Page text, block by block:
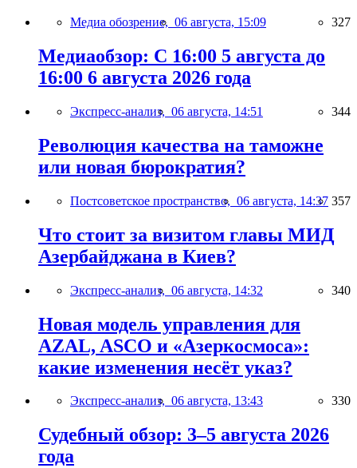
Медиа обозрение, 06 августа, 15:09 327
Медиаобзор: С 16:00 5 августа до
16:00 6 августа 2026 года
Экспресс-анализ, 06 августа, 14:51 344
Революция качества на таможне
или новая бюрократия?
Постсоветское пространство, 06 августа, 14:37 357
Что стоит за визитом главы МИД
Азербайджана в Киев?
Экспресс-анализ, 06 августа, 14:32 340
Новая модель управления для
AZAL, ASCO и «Азеркосмоса»:
какие изменения несёт указ?
Экспресс-анализ, 06 августа, 13:43 330
Судебный обзор: 3–5 августа 2026
года